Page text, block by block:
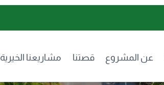
عن المشروع قصتنا مشاريعنا الخيرية